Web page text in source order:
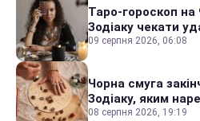
Таро-гороскоп
Зодіаку чекати
09 серпня 2026, 06:08
Чорна смуга
Зодіаку, яким
08 серпня 2026, 19:19